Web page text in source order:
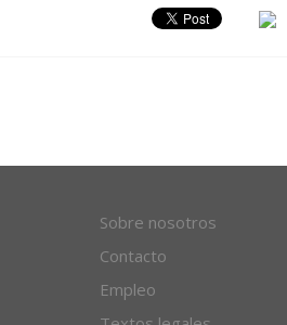
Sobre nosotros
Contacto
Empleo